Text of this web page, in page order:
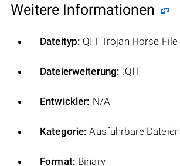
Weitere Informationen
Dateityp: QIT Trojan Horse File
Dateierweiterung: .QIT
Entwickler: N/A
Kategorie: Ausführbare Dateien
Format: Binary